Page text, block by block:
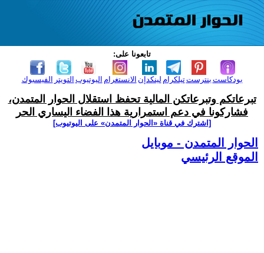
تابعونا على:
الفيسبوك التويتر اليوتيوب الانستغرام لينكدإن تيلكرامبنترست بودكاست
تبرعاتكم وتبرعاتكن المالية تحفظ استقلال الحوار المتمدن،
فشاركونا في دعم استمرارية هذا الفضاء اليساري الحر
[اشترك في قناة ‫«الحوار المتمدن» على اليوتيوب]
الحوار المتمدن - موبايل
الموقع الرئيسي